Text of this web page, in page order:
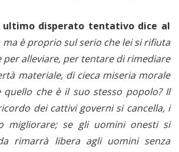
ultimo disperato tentativo dice al
ma è proprio sul serio che lei si rifiuta
per alleviare, per tentare di rimediare
materiale, di cieca miseria morale
quello che è il suo stesso popolo? Il
dei cattivi governi si cancella, i
migliorare; se gli uomini onesti si
rimarrà libera agli uomini senza